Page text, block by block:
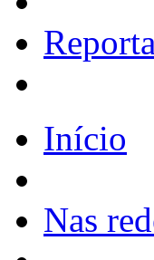
Início
Nas